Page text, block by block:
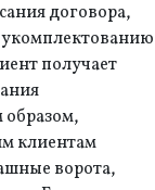
договора,
получает
образом,
клиентам
ворота,